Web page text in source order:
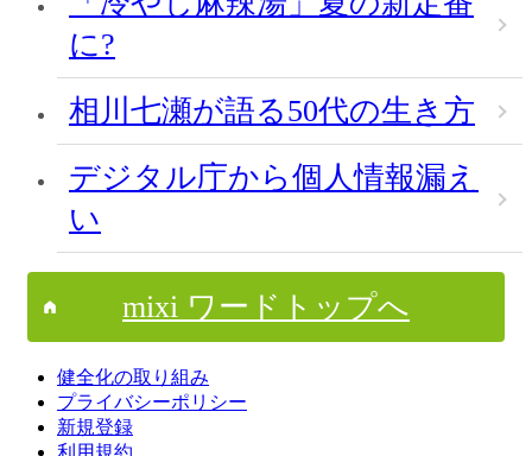
に?
相川七瀬が語る50代の生き方
デジタル庁から個人情報漏え
い
mixi ワードトップへ
健全化の取り組み
プライバシーポリシー
新規登録
利用規約